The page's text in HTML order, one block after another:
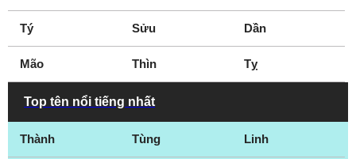
Tý Sửu Dần
Mão Thìn Tỵ
Top tên nổi tiếng nhất
Thành Tùng Linh